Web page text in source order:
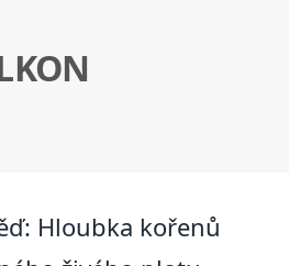
Hloubka kořenů